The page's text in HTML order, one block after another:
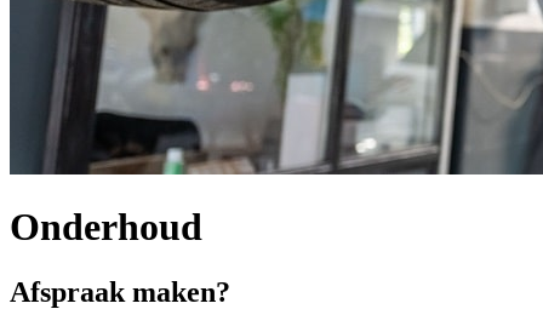
Onderhoud
Afspraak maken?